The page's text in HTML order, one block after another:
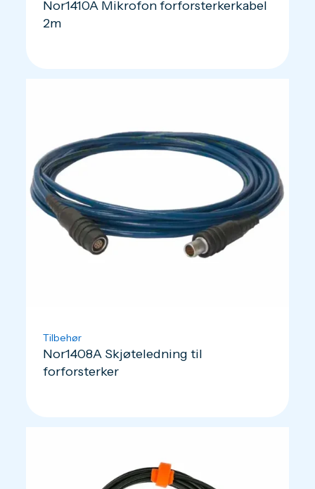
Nor1410A Mikrofon forforsterkerkabel
2m
Tilbehør
Nor1408A Skjøteledning til
forforsterker